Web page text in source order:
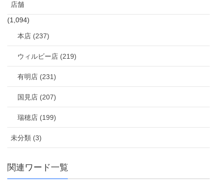
店舗
(1,094)
本店 (237)
ウィルビー店 (219)
有明店 (231)
国見店 (207)
瑞穂店 (199)
未分類 (3)
関連ワード一覧